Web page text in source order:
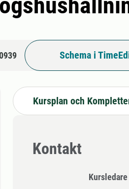
Schema i
Kursplan och
Kontakt
Kursledare